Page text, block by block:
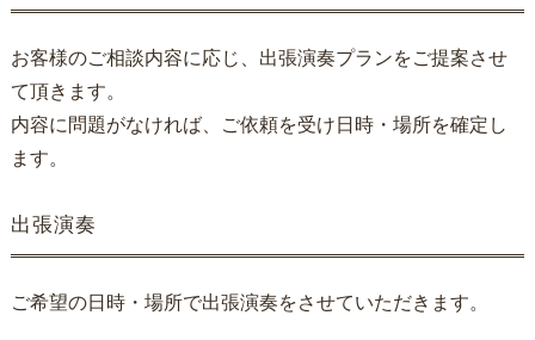
お客様のご相談内容に応じ、出張演奏プランをご提案させ
て頂きます。
内容に問題がなければ、ご依頼を受け日時・場所を確定し
ます。
出張演奏
ご希望の日時・場所で出張演奏をさせていただきます。